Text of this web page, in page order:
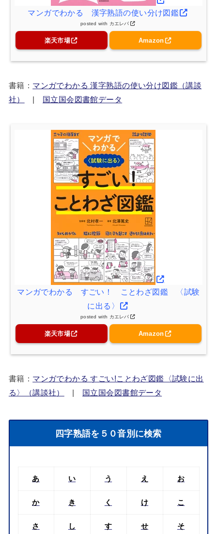
マンガでわかる 漢字熟語の使い分け図鑑
posted with カエレバ
楽天市場 Amazon
書籍： マンガでわかる 漢字熟語の使い分け図鑑（講談
社）
| 国立国会図書館データ
マンガでわかる すごい！ ことわざ図鑑 〈試験
に出る〉
posted with カエレバ
楽天市場 Amazon
書籍： マンガでわかる すごい!ことわざ図鑑〈試験に出
る〉（講談社）
| 国立国会図書館データ
四字熟語を５０音別に検索
あ い う え お
か き く け こ
さ し す せ そ